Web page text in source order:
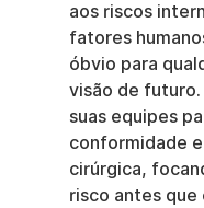
aos riscos
fatores
óbvio para
visão de
suas equipes
conformidade
cirúrgica,
risco antes que